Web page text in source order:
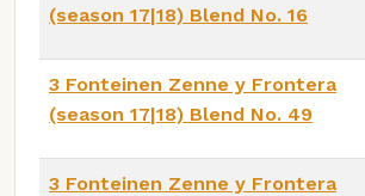
(season 17|18) Blend No. 16
3 Fonteinen Zenne y Frontera
(season 17|18) Blend No. 49
3 Fonteinen Zenne y Frontera